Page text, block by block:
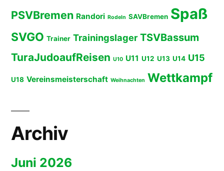
PSVBremen Randori Rodeln SAVBremen Spaß
SVGO Trainer Trainingslager TSVBassum
TuraJudoaufReisen U10 U11 U12 U13 U14 U15
U18 Vereinsmeisterschaft Weihnachten Wettkampf
Archiv
Juni 2026